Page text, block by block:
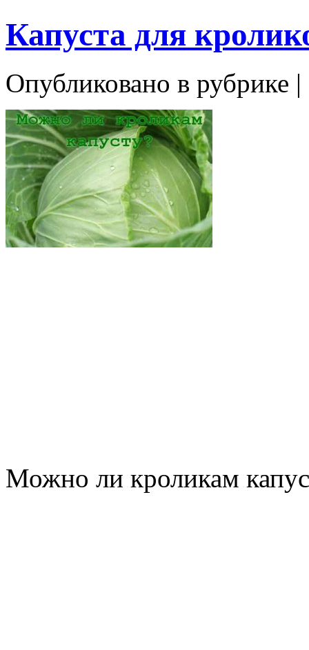
Капуста для
Опубликовано в рубрике |
Можно ли кроликам